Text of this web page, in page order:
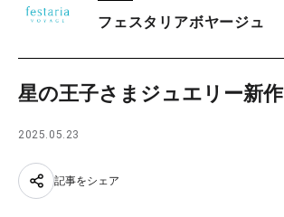
TAX FREE
日本語 フェスタリアボヤージュ
星の王子さまジュエリー新作
2025.05.23
記事をシェア